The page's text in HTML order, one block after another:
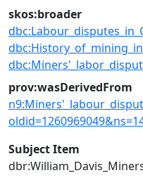
skos:broader
prov:wasDerivedFrom
Subject Item